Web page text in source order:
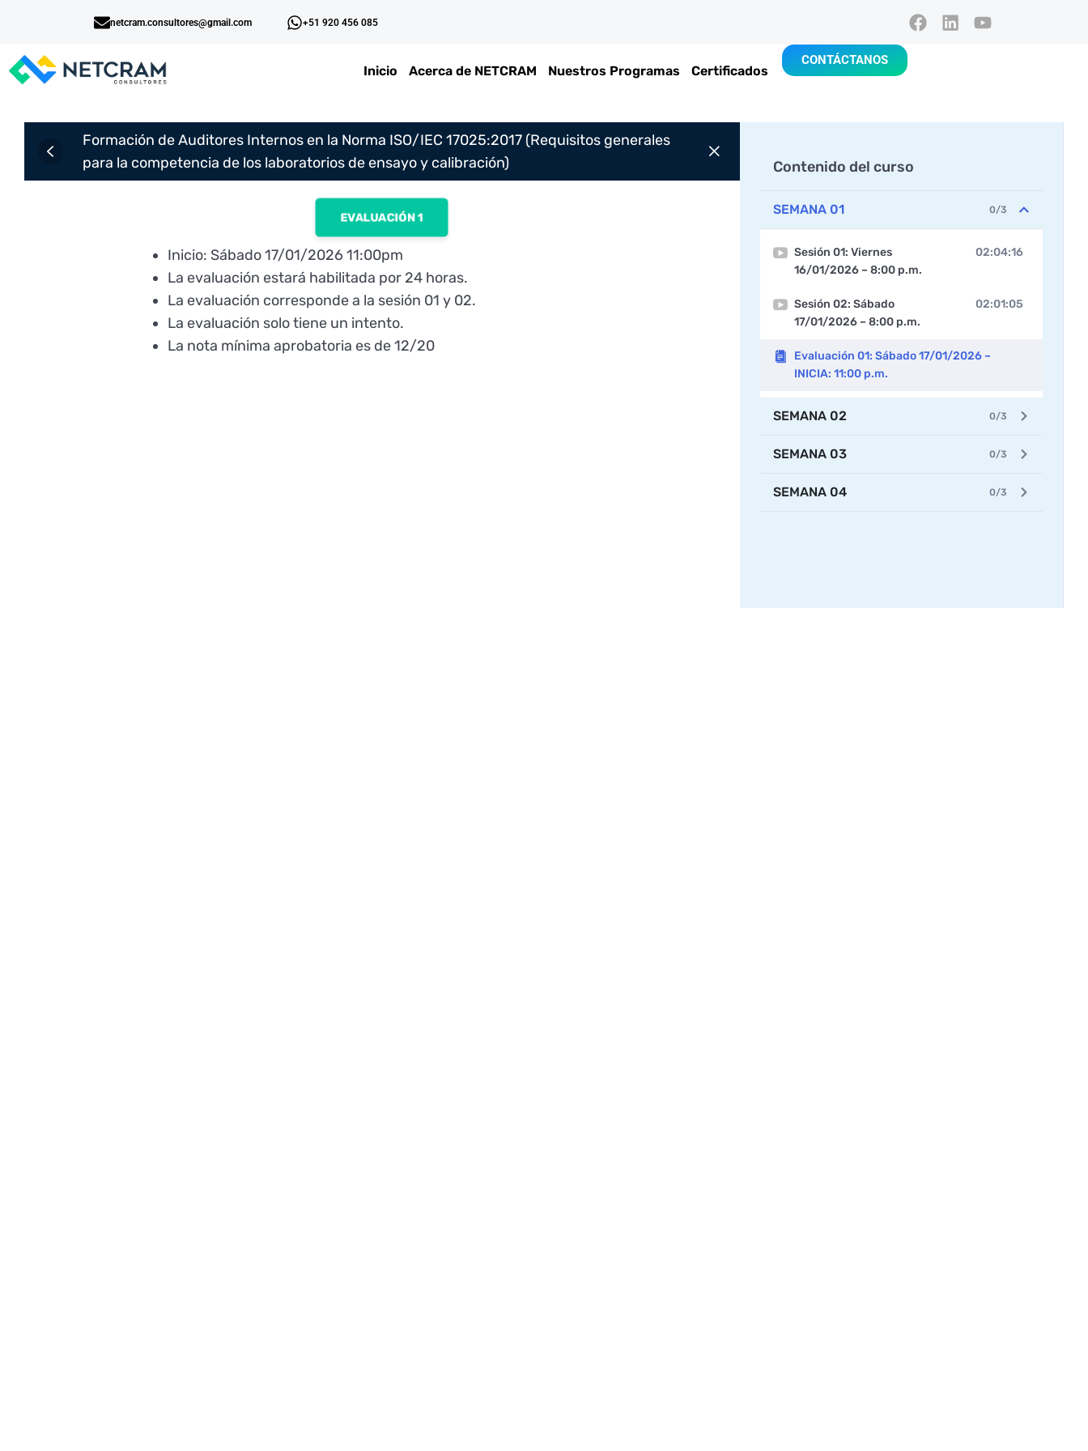
+51 920 456 085
netcram.consultores@gmail.com
Inicio Acerca de NETCRAM Nuestros Programas Certificados
CONTÁCTANOS
Contenido del curso
SEMANA 01 0/3
Sesión 01: Viernes
16/01/2026 – 8:00 p.m.
02:04:16
Sesión 02: Sábado
17/01/2026 – 8:00 p.m.
02:01:05
Evaluación 01: Sábado 17/01/2026 –
INICIA: 11:00 p.m.
SEMANA 02 0/3
SEMANA 03 0/3
SEMANA 04 0/3
Formación de Auditores Internos en la Norma ISO/IEC 17025:2017 (Requisitos generales
para la competencia de los laboratorios de ensayo y calibración)
EVALUACIÓN 1
Inicio: Sábado 17/01/2026 11:00pm
La evaluación estará habilitada por 24 horas.
La evaluación corresponde a la sesión 01 y 02.
La evaluación solo tiene un intento.
La nota mínima aprobatoria es de 12/20